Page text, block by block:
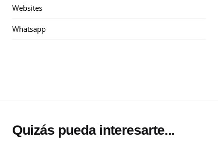
Websites
Whatsapp
Quizás pueda interesarte...